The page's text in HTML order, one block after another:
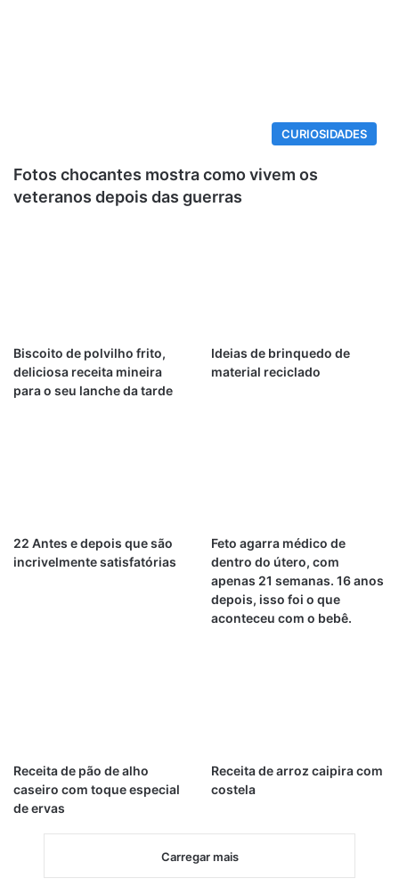
CURIOSIDADES
Fotos chocantes mostra como vivem os
veteranos depois das guerras
Biscoito de polvilho frito,
deliciosa receita mineira
para o seu lanche da tarde
Ideias de brinquedo de
material reciclado
22 Antes e depois que são
incrivelmente satisfatórias
Feto agarra médico de
dentro do útero, com
apenas 21 semanas. 16 anos
depois, isso foi o que
aconteceu com o bebê.
Receita de pão de alho
caseiro com toque especial
de ervas
Receita de arroz caipira com
costela
Carregar mais